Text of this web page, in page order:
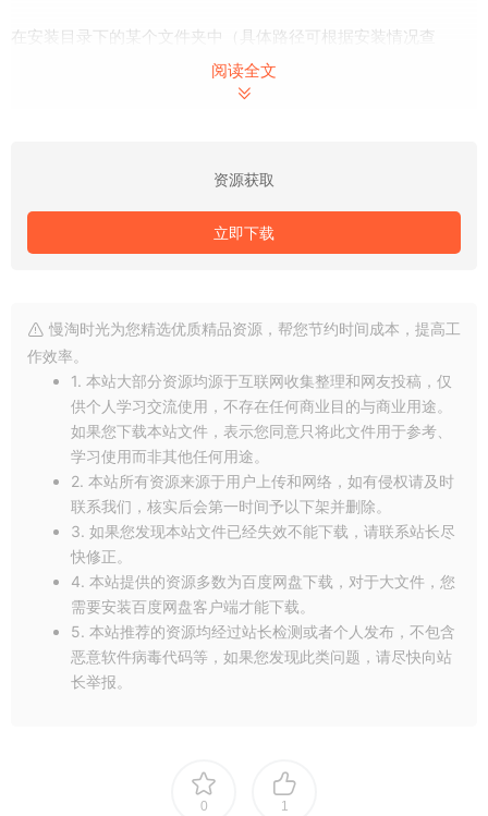
在安装目录下的某个文件夹中（具体路径可根据安装情况查
的文件并将其改名。接着，将
。完成这些步骤后，软件界面即可切换
软件资源使用
在Wondershare Filmora中，所有的素材、音效和转场效果都可
以随意使用，以满足你的创作需求。
阅读全文
资源获取
立即下载
慢淘时光为您精选优质精品资源，帮您节约时间成本，提高工
作效率。
1. 本站大部分资源均源于互联网收集整理和网友投稿，仅
供个人学习交流使用，不存在任何商业目的与商业用途。
如果您下载本站文件，表示您同意只将此文件用于参考、
学习使用而非其他任何用途。
2. 本站所有资源来源于用户上传和网络，如有侵权请及时
联系我们，核实后会第一时间予以下架并删除。
3. 如果您发现本站文件已经失效不能下载，请联系站长尽
快修正。
4. 本站提供的资源多数为百度网盘下载，对于大文件，您
需要安装百度网盘客户端才能下载。
5. 本站推荐的资源均经过站长检测或者个人发布，不包含
恶意软件病毒代码等，如果您发现此类问题，请尽快向站
长举报。
0 1